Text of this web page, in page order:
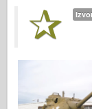
Kompleti